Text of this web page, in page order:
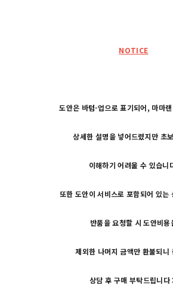
NOTICE
도안은 바텀-업으로 표기되어, 마마
상세한 설명을 넣어드렸지만 초
이해하기 어려울 수 있습니
또한 도안이 서비스로 포함되어 있는
반품을 요청할 시 도안비용
제외한 나머지 금액만 환불되니
상담 후 구매 부탁드립니다